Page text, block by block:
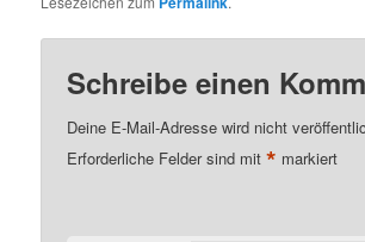
Schreibe einen
Deine E-Mail-Adresse wird nicht
Erforderliche Felder sind mit* markiert